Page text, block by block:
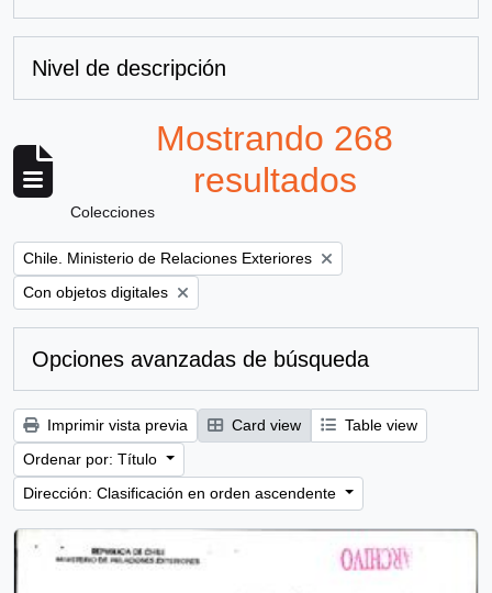
Nivel de descripción
Mostrando 268
resultados
Colecciones
Remove filter:
Chile. Ministerio de Relaciones Exteriores
Remove filter:
Con objetos digitales
Opciones avanzadas de búsqueda
Imprimir vista previa Card view
Table view
Ordenar por: Título
Dirección: Clasificación en orden ascendente